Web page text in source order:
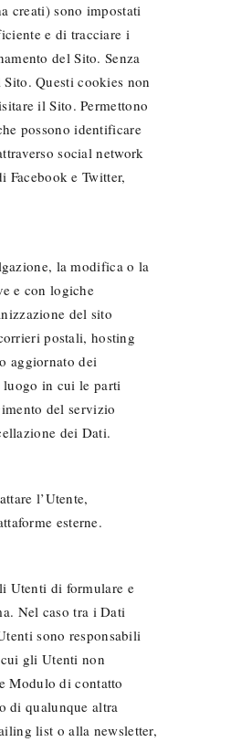
creati) sono impostati
e di tracciare i
del Sito. Senza
Questi cookies non
il Sito. Permettono
possono identificare
social network
Facebook e Twitter,
la modifica o la
e con logiche
del sito
postali, hosting
aggiornato dei
luogo in cui le parti
del servizio
dei Dati.
l’Utente,
esterne.
Utenti di formulare e
Nel caso tra i Dati
sono responsabili
gli Utenti non
Modulo di contatto
di qualunque altra
list o alla newsletter,